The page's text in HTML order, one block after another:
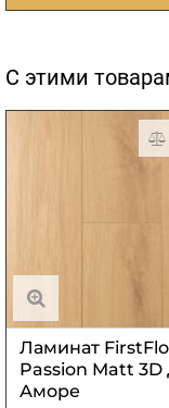
С этими
Ламинат
Passion Matt 3D
Аморе